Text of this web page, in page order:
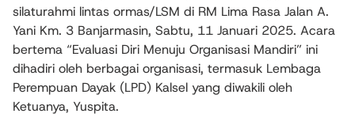
silaturahmi lintas ormas/LSM di RM Lima Rasa Jalan A.
Yani Km. 3 Banjarmasin, Sabtu, 11 Januari 2025. Acara
bertema “Evaluasi Diri Menuju Organisasi Mandiri” ini
dihadiri oleh berbagai organisasi, termasuk Lembaga
Perempuan Dayak (LPD) Kalsel yang diwakili oleh
Ketuanya, Yuspita.